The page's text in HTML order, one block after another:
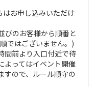
お申し込みいただけ
びのお客様から順番と
ではございません。)
間前より入口付近で待
よってはイベント開催
すので、ルール順守の